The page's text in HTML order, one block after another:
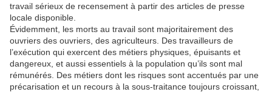
travail sérieux de recensement à partir des articles de presse
locale disponible.
Évidemment, les morts au travail sont majoritairement des
ouvriers des ouvriers, des agriculteurs. Des travailleurs de
l’exécution qui exercent des métiers physiques, épuisants et
dangereux, et aussi essentiels à la population qu’ils sont mal
rémunérés. Des métiers dont les risques sont accentués par une
précarisation et un recours à la sous-traitance toujours croissant,